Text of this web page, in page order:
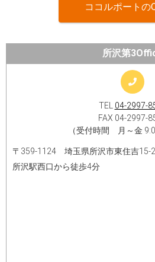
ココルポートの
所沢第
TEL 04-2997-
FAX 04-2997-
（受付時間 月～金
〒359-1124 埼玉県所沢市東住吉15-
所沢駅西口から徒歩4分